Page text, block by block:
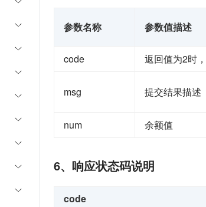
参数名称 参数值描述
code
返回值为2时
msg 提交结果描述
num 余额值
6、响应状态码说明
code